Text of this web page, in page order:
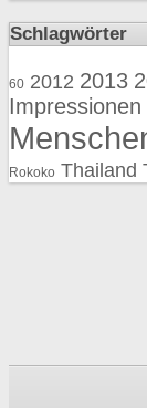
Schlagwörter
60 2012 2013
Impressionen
Rokoko Thailand